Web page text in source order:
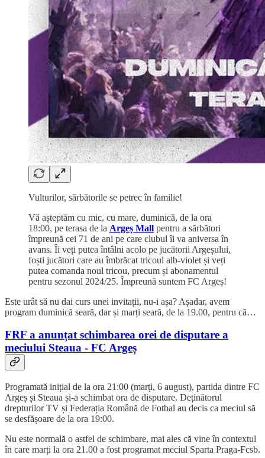
Vulturilor, sărbătorile se petrec în familie!
Vă așteptăm cu mic, cu mare, duminică, de la ora
18:00, pe terasa de la Argeș Mall pentru a sărbători
împreună cei 71 de ani pe care clubul îi va aniversa în
avans. Îi veți putea întâlni acolo pe jucătorii Argeșului,
foști jucători care au îmbrăcat tricoul alb-violet și veți
putea comanda noul tricou, precum și abonamentul
pentru sezonul 2024/25. Împreună suntem FC Argeș!
Este urât să nu dai curs unei invitații, nu-i așa? Așadar, avem
program duminică seară, dar și marți seară, de la 19.00, pentru că…
FRF a anunțat schimbarea orei de disputare a
meciului Steaua - FC Argeș
Programată inițial de la ora 21:00 (marți, 6 august), partida dintre FC
Argeș și Steaua și-a schimbat ora de disputare. Deținătorul
drepturilor TV și Federația Română de Fotbal au decis ca meciul să
se desfășoare de la ora 19:00.
Nu este normală o astfel de schimbare, mai ales că vine în contextul
în care marți la ora 21.00 a fost programat meciul Sparta Praga-Fcsb.